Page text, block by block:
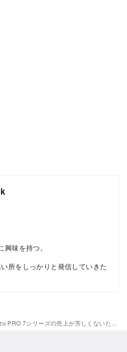
味を持つ。
所をしっかりと発信していきた
7シリーズの売上が芳しくないため、副総裁が離職していたことが判明